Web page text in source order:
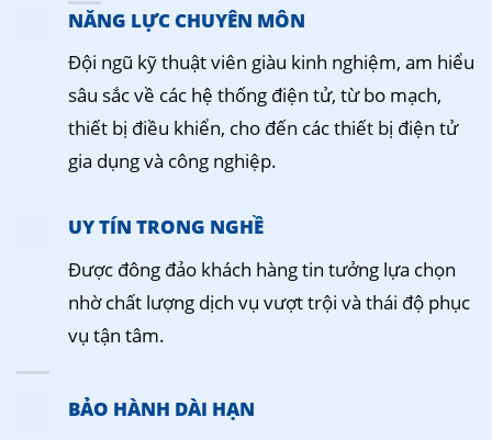
NĂNG LỰC CHUYÊN MÔN
Đội ngũ kỹ thuật viên giàu kinh nghiệm, am hiểu
sâu sắc về các hệ thống điện tử, từ bo mạch,
thiết bị điều khiển, cho đến các thiết bị điện tử
gia dụng và công nghiệp.
UY TÍN TRONG NGHỀ
Được đông đảo khách hàng tin tưởng lựa chọn
nhờ chất lượng dịch vụ vượt trội và thái độ phục
vụ tận tâm.
BẢO HÀNH DÀI HẠN